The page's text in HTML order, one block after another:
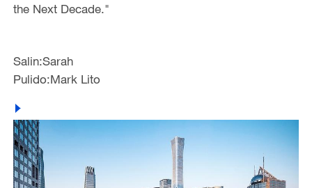
the Next Decade."
Salin:Sarah
Pulido:Mark Lito